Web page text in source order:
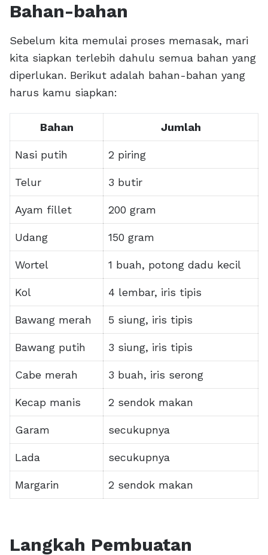
Bahan-bahan
Sebelum kita memulai proses memasak, mari
kita siapkan terlebih dahulu semua bahan yang
diperlukan. Berikut adalah bahan-bahan yang
harus kamu siapkan:
Bahan Jumlah
Nasi putih 2 piring
Telur 3 butir
Ayam fillet 200 gram
Udang 150 gram
Wortel 1 buah, potong dadu kecil
Kol 4 lembar, iris tipis
Bawang merah 5 siung, iris tipis
Bawang putih 3 siung, iris tipis
Cabe merah 3 buah, iris serong
Kecap manis 2 sendok makan
Garam secukupnya
Lada secukupnya
Margarin 2 sendok makan
Langkah Pembuatan